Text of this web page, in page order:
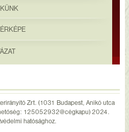
Zrt. (1031 Budapest, Anikó utca
125052932@cégkapu) 2024.
hatósághoz.